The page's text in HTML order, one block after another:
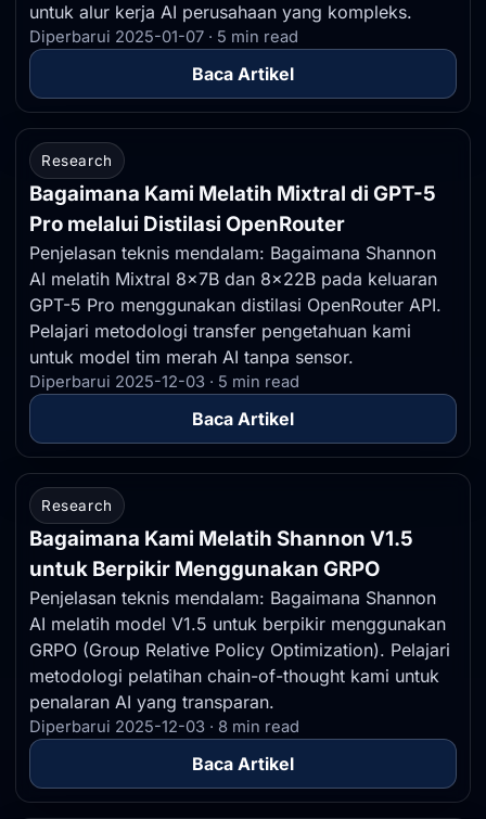
untuk alur kerja AI perusahaan yang kompleks.
Diperbarui 2025-01-07 · 5 min read
Baca Artikel
Research
Bagaimana Kami Melatih Mixtral di GPT-5
Pro melalui Distilasi OpenRouter
Penjelasan teknis mendalam: Bagaimana Shannon
AI melatih Mixtral 8x7B dan 8x22B pada keluaran
GPT-5 Pro menggunakan distilasi OpenRouter API.
Pelajari metodologi transfer pengetahuan kami
untuk model tim merah AI tanpa sensor.
Diperbarui 2025-12-03 · 5 min read
Baca Artikel
Research
Bagaimana Kami Melatih Shannon V1.5
untuk Berpikir Menggunakan GRPO
Penjelasan teknis mendalam: Bagaimana Shannon
AI melatih model V1.5 untuk berpikir menggunakan
GRPO (Group Relative Policy Optimization). Pelajari
metodologi pelatihan chain-of-thought kami untuk
penalaran AI yang transparan.
Diperbarui 2025-12-03 · 8 min read
Baca Artikel